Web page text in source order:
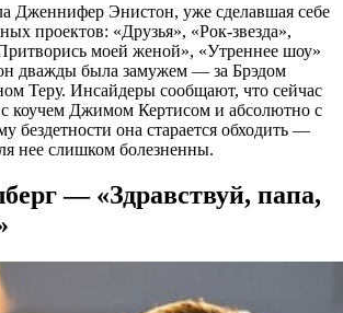
Дженнифер Энистон, уже сделавшая себе
проектов: «Друзья», «Рок-звезда»,
моей женой», «Утреннее шоу»
дважды была замужем — за Брэдом
Теру. Инсайдеры сообщают, что сейчас
коучем Джимом Кертисом и абсолютно с
бездетности она старается обходить —
нее слишком болезненны.
— «Здравствуй, папа,